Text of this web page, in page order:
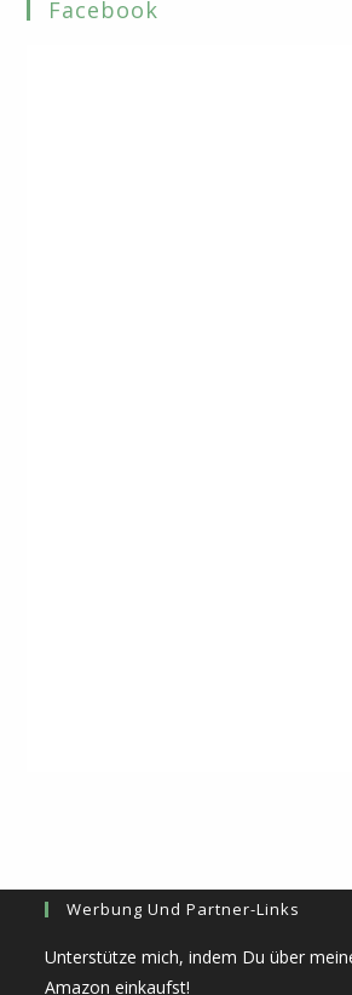
Facebook
Werbung Und Partner-Links
Unterstütze mich, indem Du über
Amazon einkaufst!